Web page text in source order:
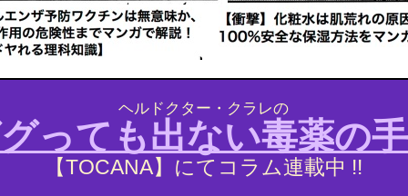
ヘルドクター・クラレの
っても出ない毒薬の
【TOCANA】にてコラム連載中 !!